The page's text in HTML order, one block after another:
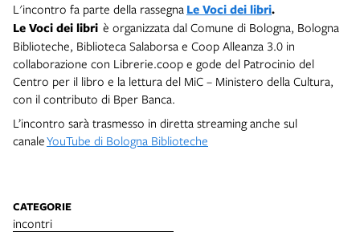
L'incontro fa parte della rassegna Le Voci dei libri.
Le Voci dei libri è organizzata dal Comune di Bologna, Bologna
Biblioteche, Biblioteca Salaborsa e Coop Alleanza 3.0 in
collaborazione con Librerie.coop e gode del Patrocinio del
Centro per il libro e la lettura del MiC – Ministero della Cultura,
con il contributo di Bper Banca.
L’incontro sarà trasmesso in diretta streaming anche sul
canaleYouTube di Bologna Biblioteche
CATEGORIE
incontri